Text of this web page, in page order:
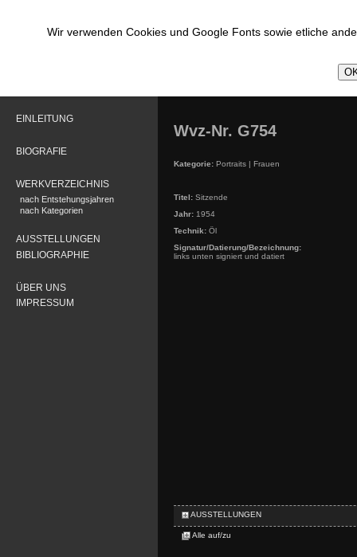
Wir verwenden Cookies und Google Fonts sowie etliche
EINLEITUNG
BIOGRAFIE
WERKVERZEICHNIS
nach Entstehungsjahren
nach Kategorien
AUSSTELLUNGEN
BIBLIOGRAPHIE
ÜBER UNS
IMPRESSUM
Wvz-Nr. G754
Kategorie: Portraits | Frauen
Titel: Sitzende
Jahr: 1954
Technik: Öl
Signatur/Datierung/Bezeichnung:
links unten signiert und datiert
AUSSTELLUNGEN
Alle auf/zu